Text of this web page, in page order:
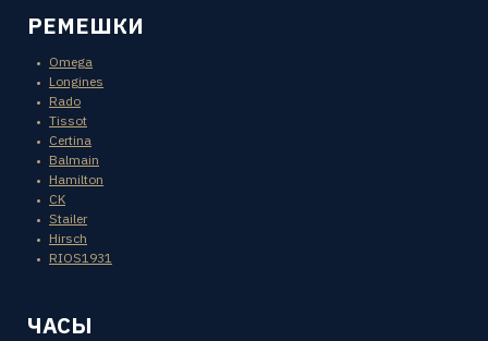
РЕМЕШКИ
Omega
Longines
Rado
Tissot
Certina
Balmain
Hamilton
CK
Stailer
Hirsch
RIOS1931
ЧАСЫ